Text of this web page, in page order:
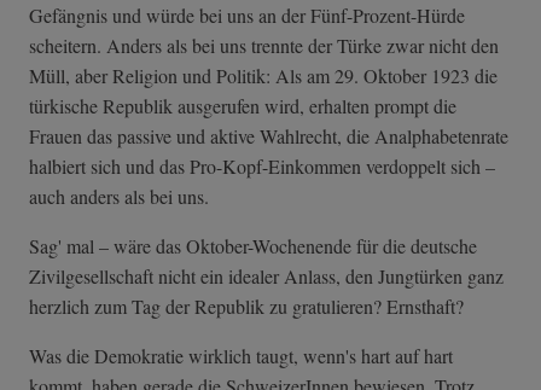
Gefängnis und würde bei uns an der Fünf-Prozent-Hürde
scheitern. Anders als bei uns trennte der Türke zwar nicht den
Müll, aber Religion und Politik: Als am 29. Oktober 1923 die
türkische Republik ausgerufen wird, erhalten prompt die
Frauen das passive und aktive Wahlrecht, die Analphabetenrate
halbiert sich und das Pro-Kopf-Einkommen verdoppelt sich –
auch anders als bei uns.
Sag' mal – wäre das Oktober-Wochenende für die deutsche
Zivilgesellschaft nicht ein idealer Anlass, den Jungtürken ganz
herzlich zum Tag der Republik zu gratulieren? Ernsthaft?
Was die Demokratie wirklich taugt, wenn's hart auf hart